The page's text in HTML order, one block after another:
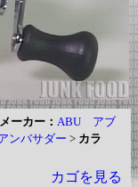
メーカー： ABU アブ
ンバサダー > カラ
カゴを見る